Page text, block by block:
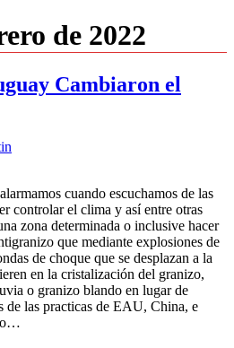
de 2022
Cambiaron el
cuando escuchamos de las
controlar el clima y así entre otras
zona determinada o inclusive hacer
que mediante explosiones de
de choque que se desplazan a la
en la cristalización del granizo,
o granizo blando en lugar de
de las practicas de EAU, China, e